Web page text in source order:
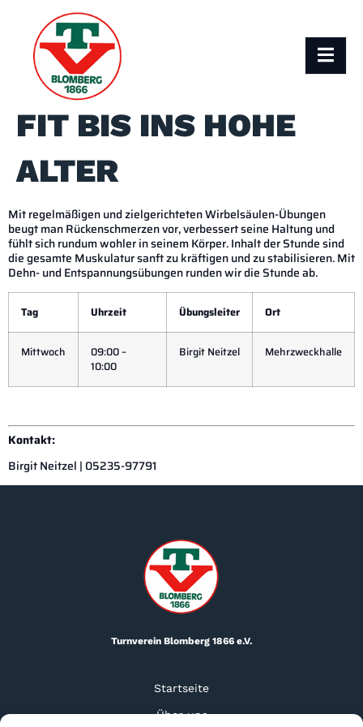
FIT BIS INS HOHE
ALTER
Mit regelmäßigenund zielgerichteten Wirbelsäulen-Übungen
beugt man Rückenschmerzen vor, verbessert seine Haltung und
fühlt sich rundum wohler in seinem Körper. Inhalt der Stunde sind
die gesamte Muskulatursanftzu kräftigen und zu stabilisieren. Mit
Dehn- und Entspannungsübungen runden wir die Stunde ab.
Tag Uhrzeit Übungsleiter Ort
Mittwoch
09:00 –
10:00
Birgit Neitzel Mehrzweckhalle
Kontakt:
Birgit Neitzel | 05235-97791
Turnverein Blomberg 1866 e.V.
Startseite
Über uns